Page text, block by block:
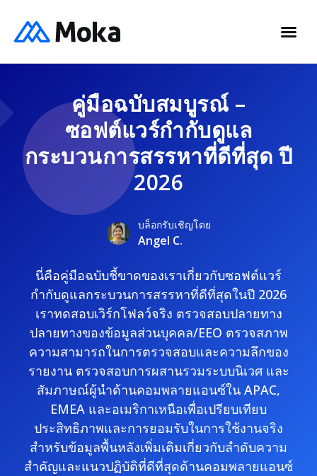
คู่มือฉบับสมบูรณ์ –
ซอฟต์แวร์กำกับดูแล
กระบวนการสรรหาที่ดีที่สุด ปี
2026
บล็อกรับเชิญโดย
Angel C.
นี่คือคู่มือฉบับชี้ขาดของเราเกี่ยวกับซอฟต์แวร์
กำกับดูแลกระบวนการสรรหาที่ดีที่สุดในปี 2026
เราทดสอบเวิร์กโฟลว์จริง ตรวจสอบปลายทาง
ปลายทางของข้อมูลส่วนบุคคล/EEO ตรวจสภาพ
ความสามารถในการตรวจสอบและความลึกของ
รายงาน ตรวจสอบการผสานรวมระบบนิเวศ และ
สัมภาษณ์ผู้นำด้านคอมพลายแอนซ์ใน APAC,
EMEA และอเมริกาเหนือเพื่อเปรียบเทียบ
ประสิทธิภาพและการยอมรับในการใช้งานจริง
สำหรับข้อมูลพื้นหลังเพิ่มเติมเกี่ยวกับลำดับความ
สำคัญและแนวปฏิบัติที่ดีที่สุดด้านคอมพลายแอนซ์